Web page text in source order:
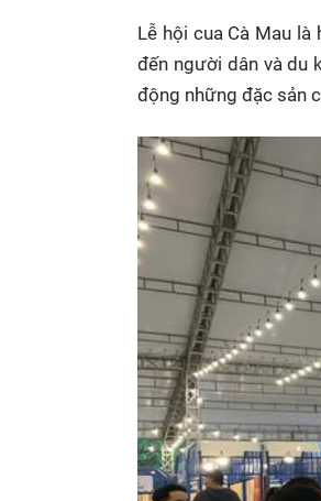
Lễ hội cua Cà Mau là
đến người dân và du
động những đặc sản